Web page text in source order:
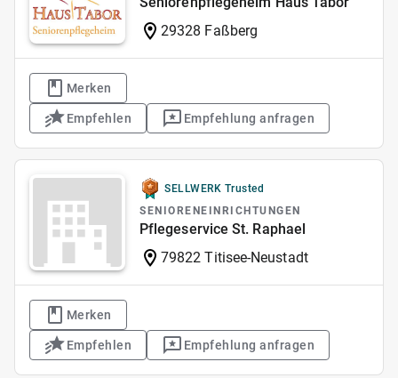
29328 Faßberg
Merken
Empfehlen Empfehlung anfragen
SELLWERK Trusted
SENIORENEINRICHTUNGEN
Pflegeservice St. Raphael
79822 Titisee-Neustadt
Merken
Empfehlen Empfehlung anfragen